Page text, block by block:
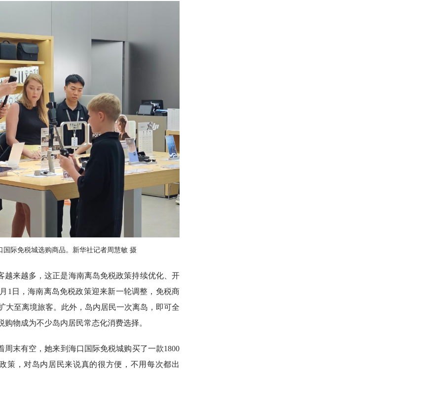
国际免税城选购商品。新华社记者周慧敏 摄
越来越多，这正是海南离岛免税政策持续优化、开
1日，海南离岛免税政策迎来新一轮调整，免税商
大至离境旅客。此外，岛内居民一次离岛，即可全
物成为不少岛内居民常态化消费选择。
末有空，她来到海口国际免税城购买了一款1800
策，对岛内居民来说真的很方便，不用每次都出